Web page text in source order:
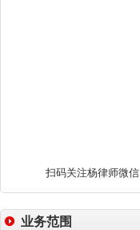
扫码关注杨律师微信
业务范围